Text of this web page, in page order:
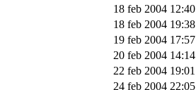
18 feb 2004 12:40
18 feb 2004 19:38
19 feb 2004 17:57
20 feb 2004 14:14
22 feb 2004 19:01
24 feb 2004 22:05